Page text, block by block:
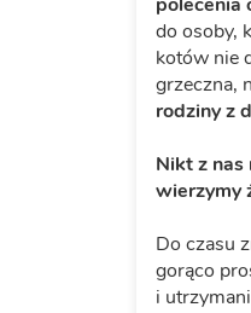
polecenia
do osoby,
kotów nie
grzeczna,
rodziny z
Nikt z nas
wierzymy
Do czasu
gorąco
i